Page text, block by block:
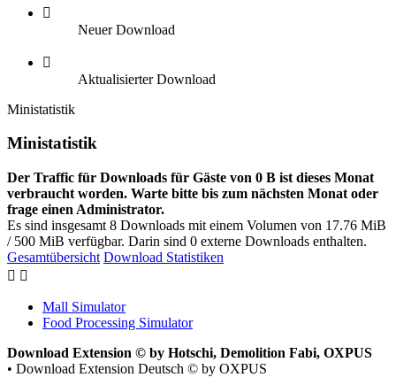
Neuer Download
Aktualisierter Download
Ministatistik
Ministatistik
Der Traffic für Downloads für Gäste von 0 B ist dieses Monat
verbraucht worden. Warte bitte bis zum nächsten Monat oder
frage einen Administrator.
Es sind insgesamt 8 Downloads mit einem Volumen von 17.76 MiB
/ 500 MiB verfügbar. Darin sind 0 externe Downloads enthalten.
Gesamtübersicht Download Statistiken
Mall Simulator
Food Processing Simulator
Download Extension © by Hotschi, Demolition Fabi, OXPUS
• Download Extension Deutsch © by OXPUS